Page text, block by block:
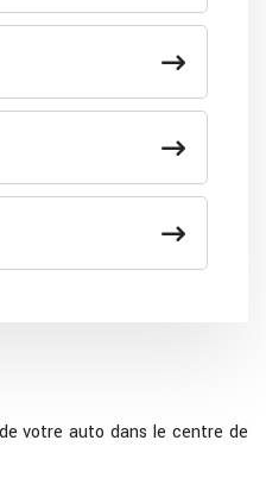
votre auto dans le centre de